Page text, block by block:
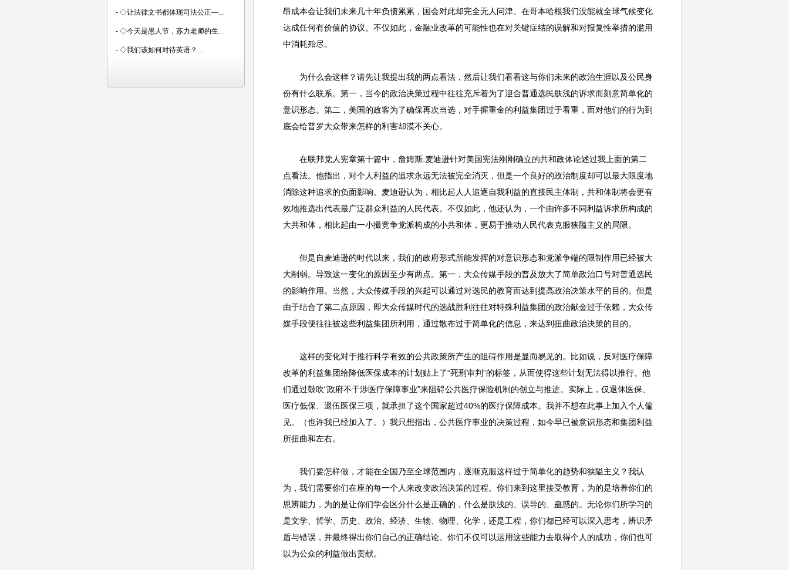
昂成本会让我们未来几十年负债累累，国会对此却完全无人问津。在哥本哈根我们没能就全球气候变化
达成任何有价值的协议。不仅如此，金融业改革的可能性也在对关键症结的误解和对报复性举措的滥用
中消耗殆尽。
为什么会这样？请先让我提出我的两点看法，然后让我们看看这与你们未来的政治生涯以及公民身
份有什么联系。第一，当今的政治决策过程中往往充斥着为了迎合普通选民肤浅的诉求而刻意简单化的
意识形态。第二，美国的政客为了确保再次当选，对手握重金的利益集团过于看重，而对他们的行为到
底会给普罗大众带来怎样的利害却漠不关心。
在联邦党人宪章第十篇中，詹姆斯.麦迪逊针对美国宪法刚刚确立的共和政体论述过我上面的第二
点看法。他指出，对个人利益的追求永远无法被完全消灭，但是一个良好的政治制度却可以最大限度地
消除这种追求的负面影响。麦迪逊认为，相比起人人追逐自我利益的直接民主体制，共和体制将会更有
效地推选出代表最广泛群众利益的人民代表。不仅如此，他还认为，一个由许多不同利益诉求所构成的
大共和体，相比起由一小撮竞争党派构成的小共和体，更易于推动人民代表克服狭隘主义的局限。
但是自麦迪逊的时代以来，我们的政府形式所能发挥的对意识形态和党派争端的限制作用已经被大
大削弱。导致这一变化的原因至少有两点。第一，大众传媒手段的普及放大了简单政治口号对普通选民
的影响作用。当然，大众传媒手段的兴起可以通过对选民的教育而达到提高政治决策水平的目的。但是
由于结合了第二点原因，即大众传媒时代的选战胜利往往对特殊利益集团的政治献金过于依赖，大众传
媒手段便往往被这些利益集团所利用，通过散布过于简单化的信息，来达到扭曲政治决策的目的。
这样的变化对于推行科学有效的公共政策所产生的阻碍作用是显而易见的。比如说，反对医疗保障
改革的利益集团给降低医保成本的计划贴上了“死刑审判”的标签，从而使得这些计划无法得以推行。他
们通过鼓吹“政府不干涉医疗保障事业”来阻碍公共医疗保险机制的创立与推进。实际上，仅退休医保、
医疗低保、退伍医保三项，就承担了这个国家超过40%的医疗保障成本。我并不想在此事上加入个人偏
见。（也许我已经加入了。）我只想指出，公共医疗事业的决策过程，如今早已被意识形态和集团利益
所扭曲和左右。
我们要怎样做，才能在全国乃至全球范围内，逐渐克服这样过于简单化的趋势和狭隘主义？我认
为，我们需要你们在座的每一个人来改变政治决策的过程。你们来到这里接受教育，为的是培养你们的
思辨能力，为的是让你们学会区分什么是正确的，什么是肤浅的、误导的、蛊惑的。无论你们所学习的
是文学、哲学、历史、政治、经济、生物、物理、化学，还是工程，你们都已经可以深入思考，辨识矛
盾与错误，并最终得出你们自己的正确结论。你们不仅可以运用这些能力去取得个人的成功，你们也可
以为公众的利益做出贡献。
- ◇让法律文书都体现司法公正—...
- ◇今天是愚人节，苏力老师的生...
- ◇我们该如何对待英语？...